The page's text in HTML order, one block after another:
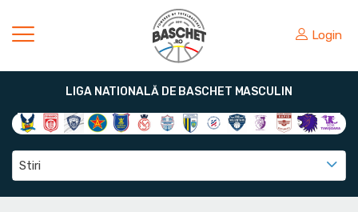
Login
LIGA NATIONALĂ DE BASCHET MASCULIN
Stiri